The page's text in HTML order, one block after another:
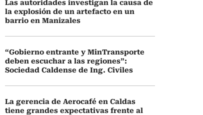
Las autoridades investigan la causa de
la explosión de un artefacto en un
barrio en Manizales
“Gobierno entrante y MinTransporte
deben escuchar a las regiones”:
Sociedad Caldense de Ing. Civiles
La gerencia de Aerocafé en Caldas
tiene grandes expectativas frente al